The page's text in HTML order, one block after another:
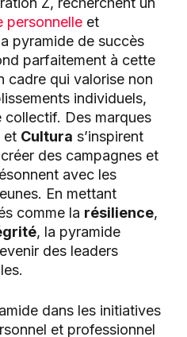
personnelle et
pyramide de succès
parfaitement à cette
cadre qui valorise non
individuels,
collectif. Des marques
et Cultura s’inspirent
des campagnes et
avec les
En mettant
comme la résilience,
, la pyramide
des leaders
dans les initiatives
et professionnel